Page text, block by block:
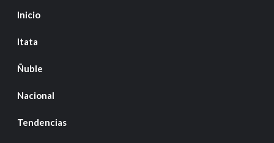
Inicio
Itata
Ñuble
Nacional
Tendencias